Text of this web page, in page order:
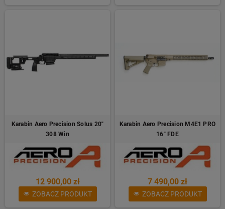
Karabin Aero Precision Solus 20"
308 Win
12 900,00 zł
ZOBACZ PRODUKT
Karabin Aero Precision M4E1 PRO
16" FDE
7 490,00 zł
ZOBACZ PRODUKT